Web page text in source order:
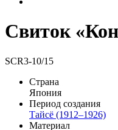
Свиток
SCR3-10/15
Страна
Япония
Период создания
Тайсё (1912–1926)
Материал